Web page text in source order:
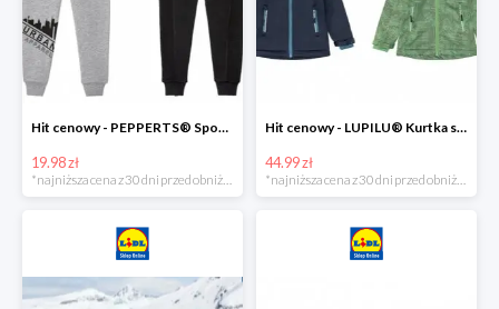
Hit cenowy - PEPPERTS® Spodnie dresowe chłopięce, 1 para
19.98 zł
Hit cenowy - LUPILU® Kurtka softshell chłopięca, 1 sztuka
44.99 zł